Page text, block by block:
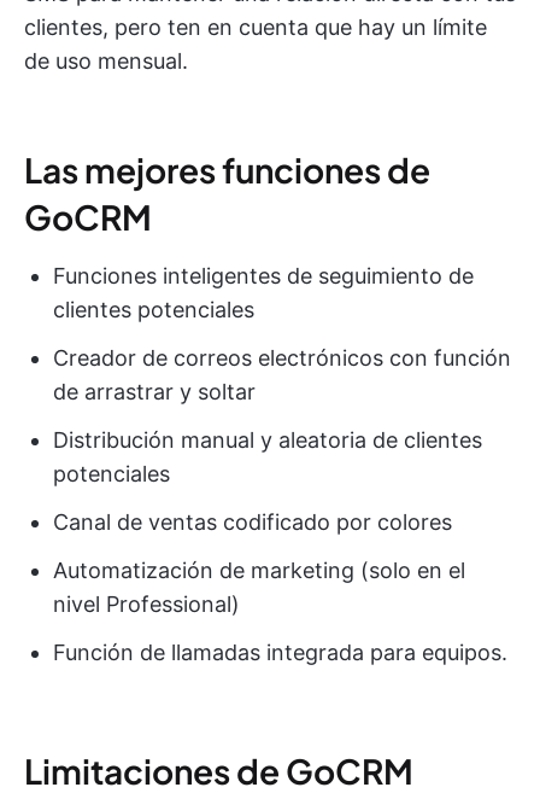
clientes, pero ten en cuenta que hay un límite
de uso mensual.
Las mejores funciones de
GoCRM
Funciones inteligentes de seguimiento de
clientes potenciales
Creador de correos electrónicos con función
de arrastrar y soltar
Distribución manual y aleatoria de clientes
potenciales
Canal de ventas codificado por colores
Automatización de marketing (solo en el
nivel Professional)
Función de llamadas integrada para equipos.
Limitaciones de GoCRM